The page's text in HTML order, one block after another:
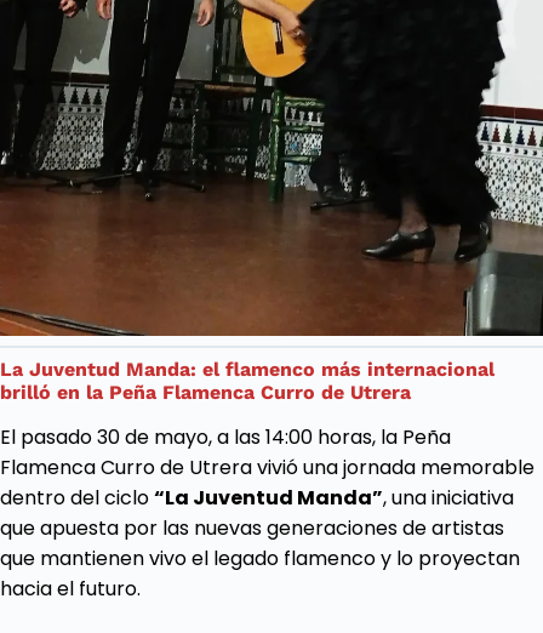
La Juventud Manda: el flamenco más internacional
brilló en la Peña Flamenca Curro de Utrera
El pasado 30 de mayo, a las 14:00 horas, la Peña
Flamenca Curro de Utrera vivió una jornada memorable
dentro del ciclo“La Juventud Manda”, una iniciativa
que apuesta por las nuevas generaciones de artistas
que mantienen vivo el legado flamenco y lo proyectan
hacia el futuro.